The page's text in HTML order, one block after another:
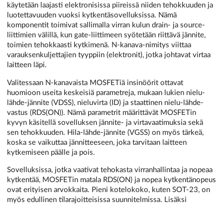
käytetään laajasti elektronisissa piireissä niiden tehokkuuden ja
luotettavuuden vuoksi kytkentäsovelluksissa. Nämä
komponentit toimivat sallimalla virran kulun drain- ja source-
liittimien välillä, kun gate-liittimeen syötetään riittävä jännite,
toimien tehokkaasti kytkimenä. N-kanava-nimitys viittaa
varauksenkuljettajien tyyppiin (elektronit), jotka johtavat virtaa
laitteen läpi.
Valitessaan N-kanavaista MOSFETiä insinöörit ottavat
huomioon useita keskeisiä parametreja, mukaan lukien nielu-
lähde-jännite (VDSS), nieluvirta (ID) ja staattinen nielu-lähde-
vastus (RDS(ON)). Nämä parametrit määrittävät MOSFETin
kyvyn käsitellä sovelluksen jännite- ja virtavaatimuksia sekä
sen tehokkuuden. Hila-lähde-jännite (VGSS) on myös tärkeä,
koska se vaikuttaa jännitteeseen, joka tarvitaan laitteen
kytkemiseen päälle ja pois.
Sovelluksissa, jotka vaativat tehokasta virranhallintaa ja nopeaa
kytkentää, MOSFETin matala RDS(ON) ja nopea kytkentänopeus
ovat erityisen arvokkaita. Pieni kotelokoko, kuten SOT-23, on
myös edullinen tilarajoitteisissa suunnitelmissa. Lisäksi